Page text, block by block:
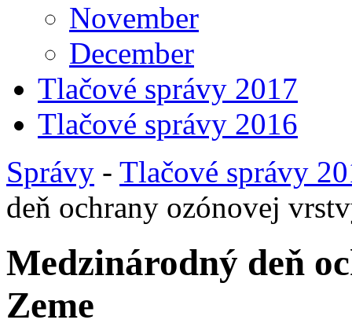
November
December
Tlačové správy 2017
Tlačové správy 2016
Správy - Tlačové správy
deň ochrany ozónovej
Medzinárodný deň
Zeme